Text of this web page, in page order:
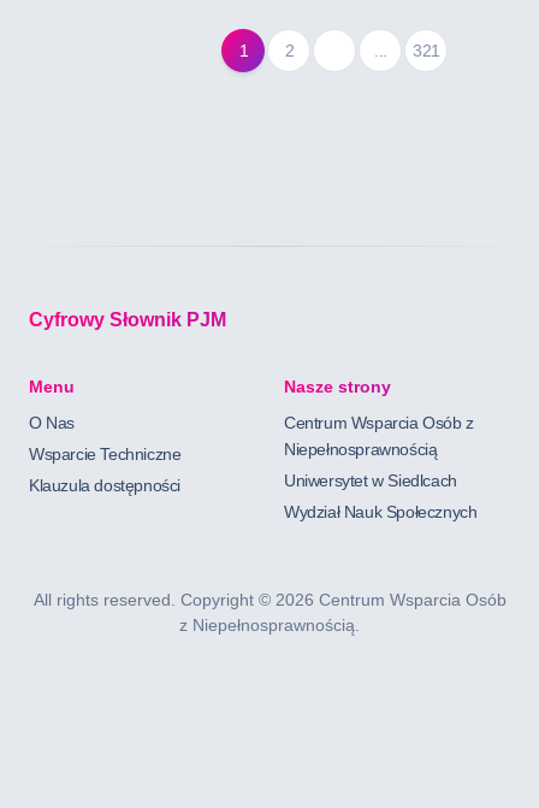
1 2 321
Cyfrowy Słownik PJM
Menu
O Nas
Wsparcie Techniczne
Klauzula dostępności
Nasze strony
Centrum Wsparcia Osób z
Niepełnosprawnością
Uniwersytet w Siedlcach
Wydział Nauk Społecznych
All rights reserved. Copyright © 2026 Centrum Wsparcia Osób
z Niepełnosprawnością.